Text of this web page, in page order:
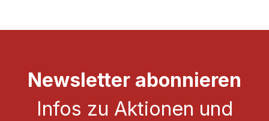
Newsletter abonnieren
Infos zu Aktionen und